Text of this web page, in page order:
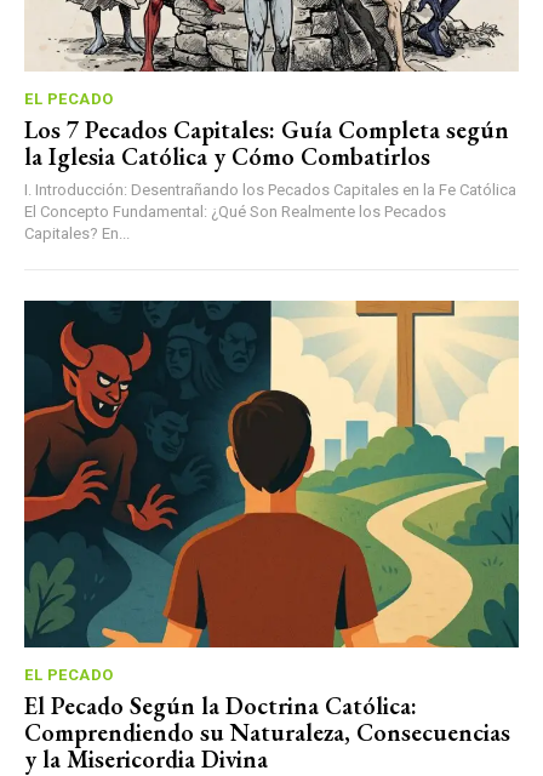
EL PECADO
Los 7 Pecados Capitales: Guía Completa según
la Iglesia Católica y Cómo Combatirlos
I. Introducción: Desentrañando los Pecados Capitales en la Fe Católica
El Concepto Fundamental: ¿Qué Son Realmente los Pecados
Capitales? En...
EL PECADO
El Pecado Según la Doctrina Católica:
Comprendiendo su Naturaleza, Consecuencias
y la Misericordia Divina